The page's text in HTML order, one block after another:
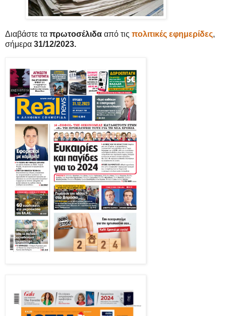
Διαβάστε τα πρωτοσέλιδα από τις πολιτικές εφημερίδες,
σήμερα 31/12/2023.